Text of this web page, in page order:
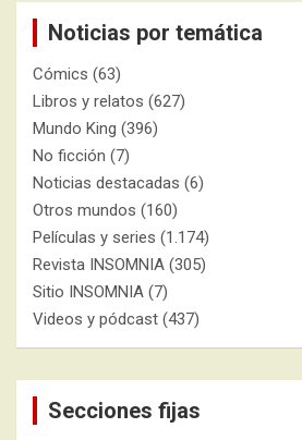
Noticias por temática
Cómics (63)
Libros y relatos (627)
Mundo King (396)
No ficción (7)
Noticias destacadas (6)
Otros mundos (160)
Películas y series (1.174)
Revista INSOMNIA (305)
Sitio INSOMNIA (7)
Videos y pódcast (437)
Secciones fijas